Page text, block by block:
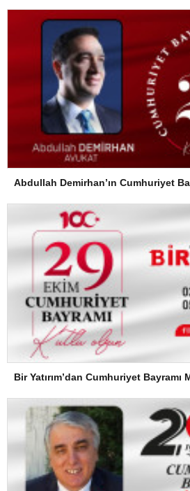
Abdullah Demirhan’ın Cumhuriyet
Bir Yatırım’dan Cumhuriyet Bayramı